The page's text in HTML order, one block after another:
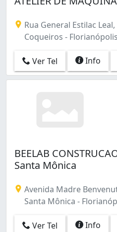
São João do Rio
Rua General Estilac Leal,
Coqueiros -
Ver Tel Info
BEELAB
Santa Mônica
Avenida Madre
Santa Mônica -
Ver Tel Info